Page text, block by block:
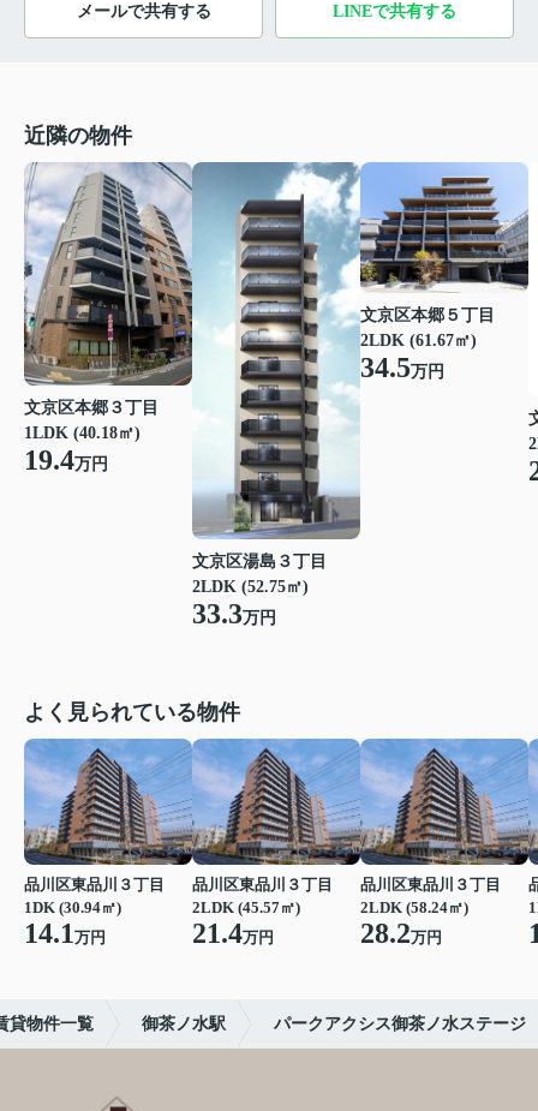
メールで共有する LINEで共有する
近隣の物件
文京区本郷３丁目
1LDK (40.18㎡)
19.4万円
文京区湯島３丁目
2LDK (52.75㎡)
33.3万円
文京区本郷５丁目
2LDK (61.67㎡)
34.5万円
よく見られている物件
品川区東品川３丁目
1DK (30.94㎡)
14.1万円
品川区東品川３丁目
2LDK (45.57㎡)
21.4万円
品川区東品川３丁目
2LDK (58.24㎡)
28.2万円
貸物件一覧 御茶ノ水駅 パークアクシス御茶ノ水ステージ